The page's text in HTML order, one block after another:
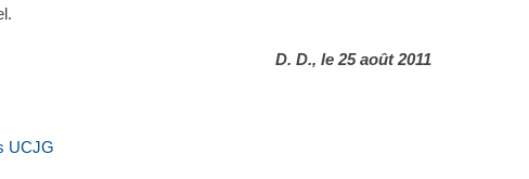
D. D., le 25 août 2011
UCJG